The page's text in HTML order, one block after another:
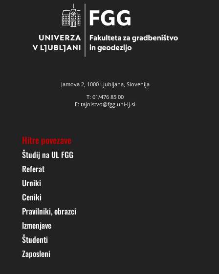
Jamova 2, 1000 Ljubljana, Slovenija
T: 01/476 85 00
E: tajnistvo@fgg.uni-lj.si
Hitre povezave
Študij na UL FGG
Referat
Urniki
Ceniki
Pravilniki, obrazci
Izmenjave
Študenti
Zaposleni